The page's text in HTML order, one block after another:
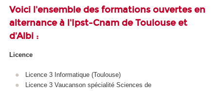
Voici l'ensemble des formations ouvertes en
alternance à l'Ipst-Cnam de Toulouse et
d'Albi :
Licence
Licence 3 Informatique (Toulouse)
Licence 3 Vaucanson spécialité Sciences de